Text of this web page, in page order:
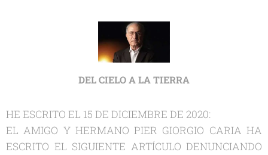
DEL CIELO A LA TIERRA
HE ESCRITO EL 15 DE DICIEMBRE DE 2020:
EL AMIGO Y HERMANO PIER GIORGIO CARIA HA
ESCRITO EL SIGUIENTE ARTÍCULO DENUNCIANDO